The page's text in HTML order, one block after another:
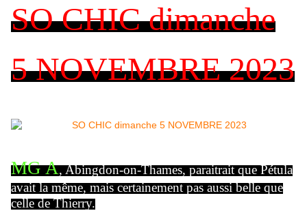
SO CHIC dimanche
5 NOVEMBRE 2023
MG A, Abingdon-on-Thames, paraitrait que Pétula
avait la même, mais certainement pas aussi belle que
celle de Thierry.